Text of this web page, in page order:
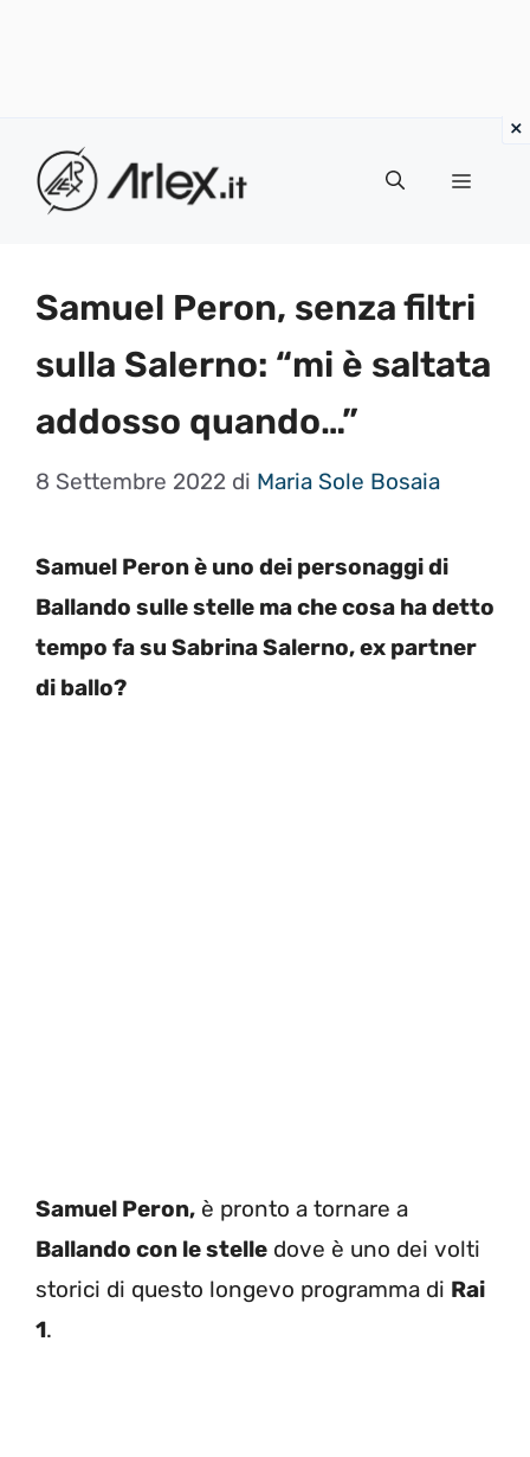
contenuto
Menu
Samuel Peron, senza filtri
sulla Salerno: “mi è saltata
addosso quando…”
8 Settembre 2022 di Maria Sole Bosaia
Samuel Peron è uno dei personaggi di
Ballando sulle stelle ma che cosa ha detto
tempo fa su Sabrina Salerno, ex partner
di ballo?
Samuel Peron, è pronto a tornare a
Ballando con le stelle dove è uno dei volti
storici di questo longevo programma di Rai
1.